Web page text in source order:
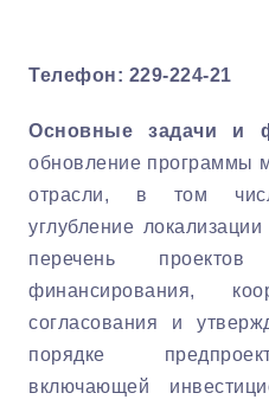
Телефон: 229-224-21
Основные задачи и
обновление программы
отрасли, в том
углубление
перечень
финансирования,
согласования и
порядке
включающей